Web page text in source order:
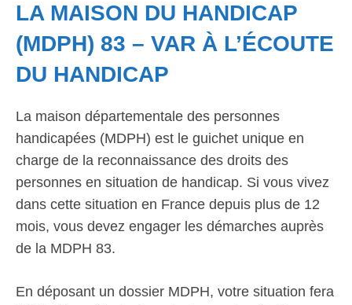
LA MAISON DU HANDICAP
(MDPH) 83 – VAR À L’ÉCOUTE
DU HANDICAP
La maison départementale des personnes
handicapées (MDPH) est le guichet unique en
charge de la reconnaissance des droits des
personnes en situation de handicap. Si vous vivez
dans cette situation en France depuis plus de 12
mois, vous devez engager les démarches auprès
de la MDPH 83.
En déposant un dossier MDPH, votre situation fera